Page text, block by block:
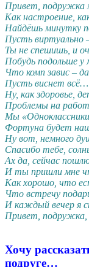
Привет, подружка
Как настроение,
Найдёшь минутку
Пусть виртуально
Ты не спешишь, и
Побудь подольше у
Что комп завис –
Пусть виснет
Ну, как здоровье,
Проблемы на
Мы
Фортуна будет
Ну вот, немного
Спасибо тебе,
Ах да, сейчас
И ты пришли мне
Как хорошо, что
Что встречу
И каждый вечер я
Привет, подружка,
Хочу
подруге…